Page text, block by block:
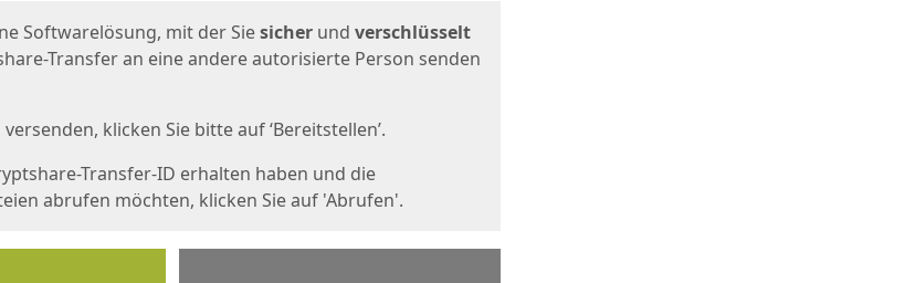
Softwarelösung, mit der Siesicher und verschlüsselt
Transfer an eine andere autorisierte Person senden
klicken Sie bitte auf ‘Bereitstellen’.
Transfer-ID erhalten haben und die
abrufen möchten, klicken Sie auf 'Abrufen'.